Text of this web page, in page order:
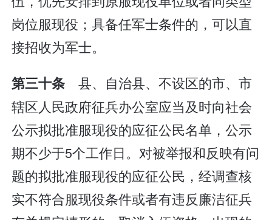
岗位服现役；具备任军士条件的，可以直
接招收为军士。
第三十条 县、自治县、不设区的市、市
辖区人民政府征兵办公室应当及时向社会
公示拟批准服现役的应征公民名单，公示
期不少于5个工作日。对被举报和反映有问
题的拟批准服现役的应征公民，经调查核
实不符合服现役条件或者有违反廉洁征兵